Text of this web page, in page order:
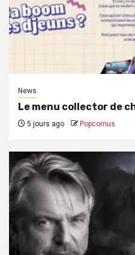
News
Le menu collector de
5 jours ago Popcornus